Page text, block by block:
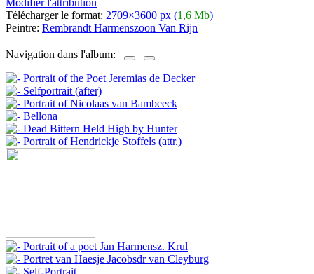
Télécharger le format: 2709×3600 px (1,6 Mb)
Peintre: Rembrandt Harmenszoon Van Rijn
Navigation dans l'album: